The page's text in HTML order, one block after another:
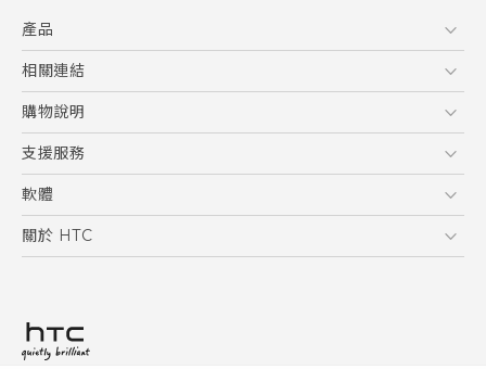
產品
5G
智慧型手機
配件
相關連結
HTC Research
購物說明
購物須知
訂單管理
付款方式
支援服務
到府收送維修服務
服務中心資訊
客戶服務佈告欄
軟體
應用程式
HTC Sync Manager
關於 HTC
投資人